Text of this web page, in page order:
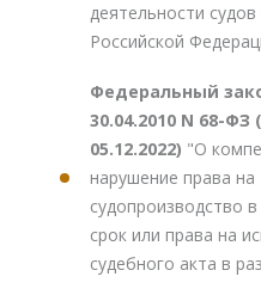
деятельности судов
Российской
Федеральный
30.04.2010 N 68-ФЗ
05.12.2022) "О
нарушение права на
судопроизводство
срок или права на
судебного акта в